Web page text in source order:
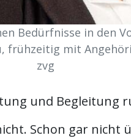
Bedürfnisse in den
frühzeitig mit
zvg
und Begleitung
Schon gar nicht